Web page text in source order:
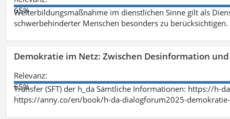
65%
Weiterbildungsmaßnahme im dienstlichen Sinne gilt als
schwerbehinderter Menschen besonders zu berücksichtigen.
Demokratie im Netz: Zwischen Desinformation
Relevanz:
65%
Transfer (SFT) der h_da Sämtliche Informationen: https://
https://anny.co/en/book/h-da-dialogforum2025-